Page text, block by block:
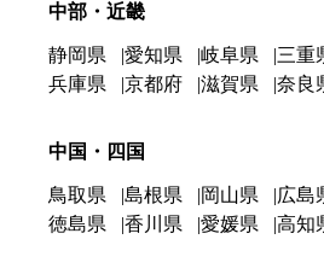
中部・近畿
静岡県 愛知県 岐阜県 三重
兵庫県
京都府 滋賀県 奈良
中国・四国
鳥取県 島根県 岡山県 広島
徳島県
香川県 愛媛県 高知